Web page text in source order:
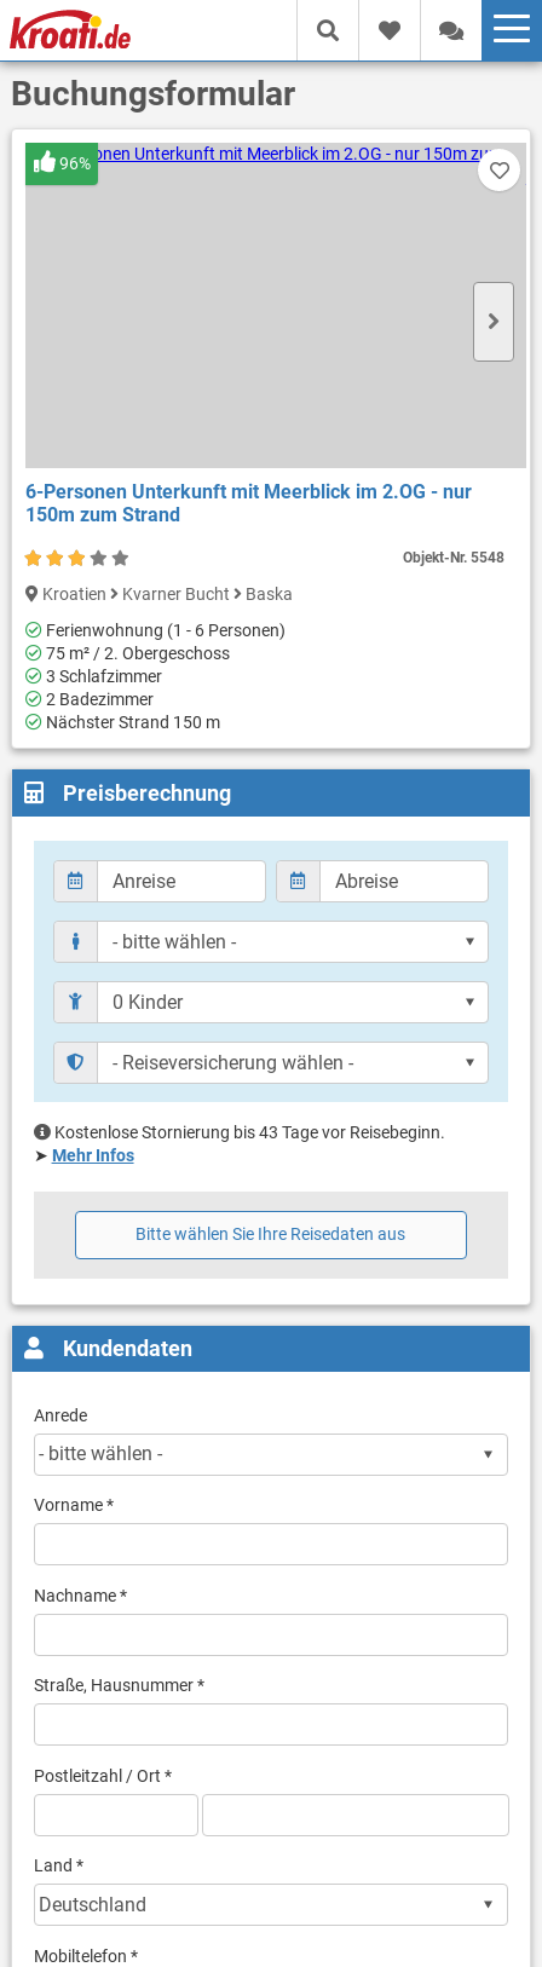
Buchungsformular
6-Personen Unterkunft mit Meerblick im 2.OG - nur
150m zum Strand
96%
Kroatien Kvarner Bucht
Baska
Ferienwohnung (1 - 6 Personen)
75 m² / 2. Obergeschoss
3 Schlafzimmer
2 Badezimmer
Nächster Strand 150 m
Objekt-Nr. 5548
Preisberechnung
Kostenlose Stornierung bis 43 Tage vor Reisebeginn.
➤ Mehr Infos
Bitte wählen Sie Ihre Reisedaten aus
Kundendaten
Anrede
Vorname *
Nachname *
Straße, Hausnummer *
Postleitzahl / Ort *
Land *
Mobiltelefon *